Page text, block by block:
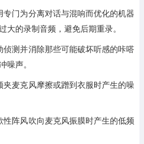
门为分离对话与混响而优化的机器
大的录制音频，避免后期重录。
测并消除那些可能破坏听感的咔嗒
噪声。
麦克风摩擦或蹭到衣服时产生的噪
阵风吹向麦克风振膜时产生的低频